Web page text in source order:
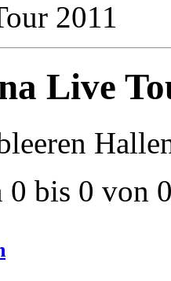
2011
Live
0 bis 0 von